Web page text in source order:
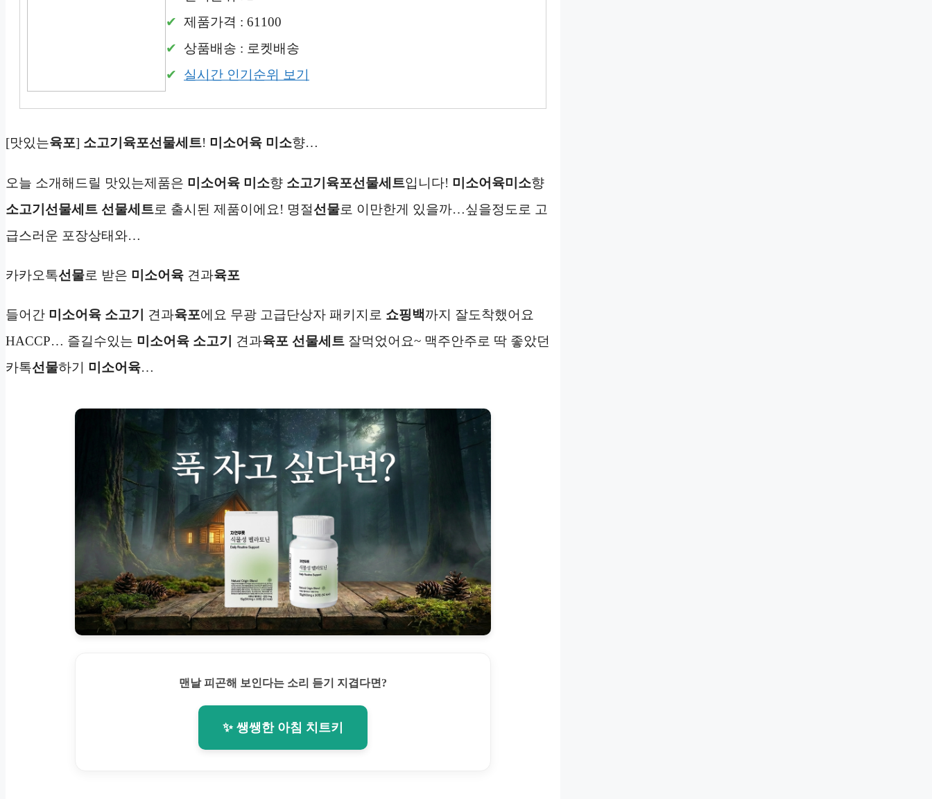
제품가격 : 61100
상품배송 : 로켓배송
실시간 인기순위 보기
[맛있는육포] 소고기 육포선물세트! 미소어육 미소향…
오늘 소개해드릴 맛있는제품은 미소어육 미소향 소고기 육포선물세트입니다! 미소어육미소향
소고기 선물세트 선물세트로 출시된 제품이에요! 명절선물로 이만한게 있을까…싶을정도로 고
급스러운 포장상태와…
카카오톡선물로 받은 미소어육 견과육포
들어간 미소어육 소고기 견과육포에요 무광 고급단상자 패키지로 쇼핑백까지 잘도착했어요
HACCP… 즐길수있는 미소어육 소고기 견과육포 선물세트 잘먹었어요~ 맥주안주로 딱 좋았던
카톡선물하기 미소어육…
맨날 피곤해 보인다는 소리 듣기 지겹다면?
✨ 쌩쌩한 아침 치트키